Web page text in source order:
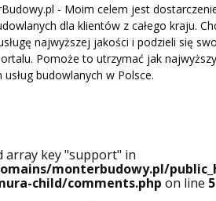
- Moim celem jest
dla klientów z całego kraju.
najwyższej jakości i podzieli się
Pomoże to utrzymać jak najwyższy
budowlanych w Polsce.
array key "support" in
monterbudowy.pl/
child/comments.php on line